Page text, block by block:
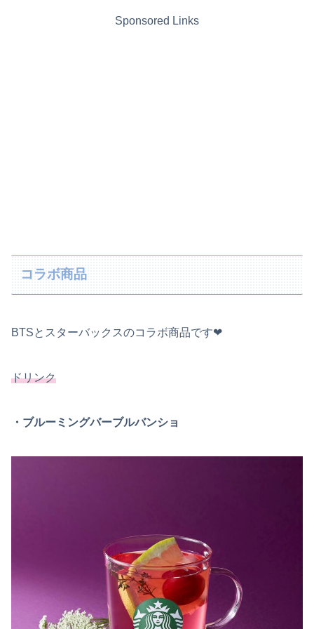
Sponsored Links
コラボ商品
BTSとスターバックスのコラボ商品です❤︎
ドリンク
・ブルーミングバーブルバンショ